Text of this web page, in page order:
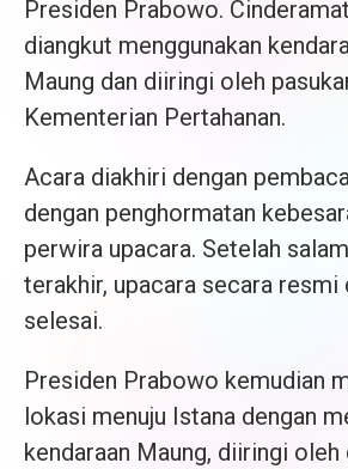
Presiden Prabowo.
diangkut menggunakan
Maung dan diiringi oleh
Kementerian Pertahanan.
Acara diakhiri dengan
dengan penghormatan
perwira upacara. Setelah
terakhir, upacara secara resmi
selesai.
Presiden Prabowo kemudian
lokasi menuju Istana dengan
kendaraan Maung, diiringi oleh